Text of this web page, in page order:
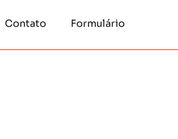
Contato Formulário